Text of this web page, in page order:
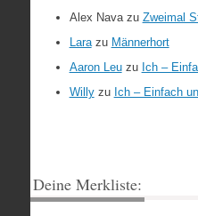
Alex Navazu Zweimal
Larazu Männerhort
Aaron Leuzu Ich –
Willyzu Ich – Einfach
Deine Merkliste: